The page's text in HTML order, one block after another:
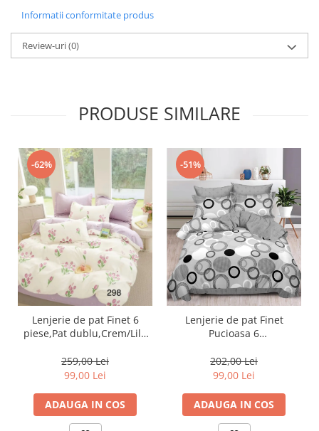
Informatii conformitate produs
Review-uri(0)
PRODUSE SIMILARE
-62%
Lenjerie de pat Finet 6
piese,Pat dublu,Crem/Lila
259,00 Lei
99,00 Lei
ADAUGA IN COS
-51%
Lenjerie de pat Finet
Pucioasa 6
202,00 Lei
99,00 Lei
ADAUGA IN COS